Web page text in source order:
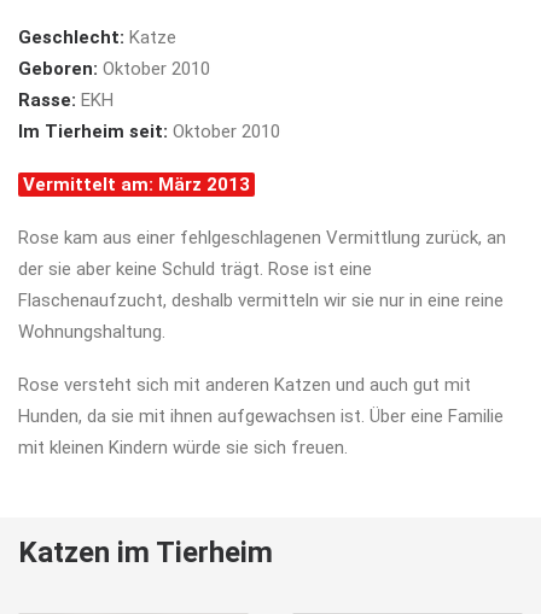
Geschlecht: Katze
Geboren: Oktober 2010
Rasse: EKH
Im Tierheim seit: Oktober 2010
Vermittelt am: März 2013
Rose kam aus einer fehlgeschlagenen Vermittlung zurück, an
der sie aber keine Schuld trägt. Rose ist eine
Flaschenaufzucht, deshalb vermitteln wir sie nur in eine reine
Wohnungshaltung.
Rose versteht sich mit anderen Katzen und auch gut mit
Hunden, da sie mit ihnen aufgewachsen ist. Über eine Familie
mit kleinen Kindern würde sie sich freuen.
Katzen im Tierheim